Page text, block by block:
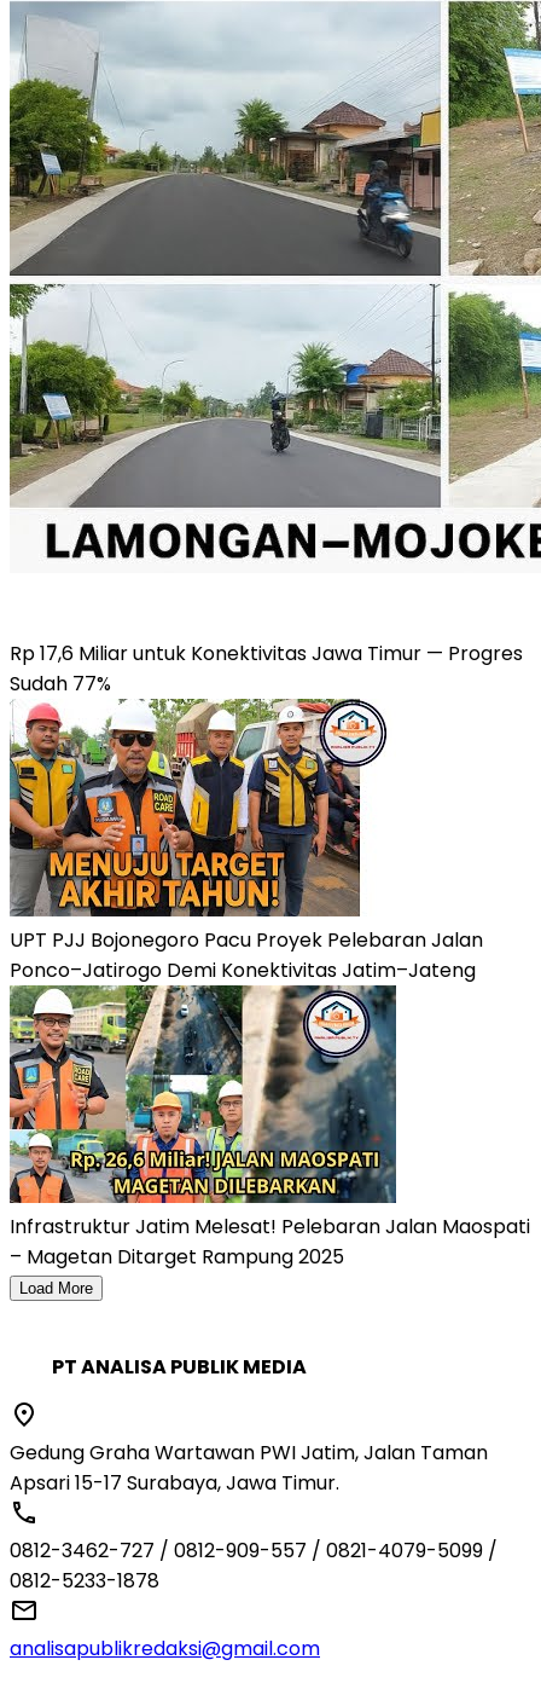
Rp 17,6 Miliar untuk Konektivitas Jawa Timur — Progres
Sudah 77%
UPT PJJ Bojonegoro Pacu Proyek Pelebaran Jalan
Ponco–Jatirogo Demi Konektivitas Jatim–Jateng
Infrastruktur Jatim Melesat! Pelebaran Jalan Maospati
– Magetan Ditarget Rampung 2025
Load More
PT ANALISA PUBLIK MEDIA
Gedung Graha Wartawan PWI Jatim, Jalan Taman
Apsari 15-17 Surabaya, Jawa Timur.
0812-3462-727 / 0812-909-557 / 0821-4079-5099 /
0812-5233-1878
analisapublikredaksi@gmail.com